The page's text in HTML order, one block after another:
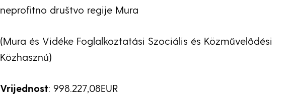
neprofitno društvo regije Mura
(Mura és Vidéke Foglalkoztatási Szociális és Közművelődési
Közhasznú)
Vrijednost: 998.227,08EUR